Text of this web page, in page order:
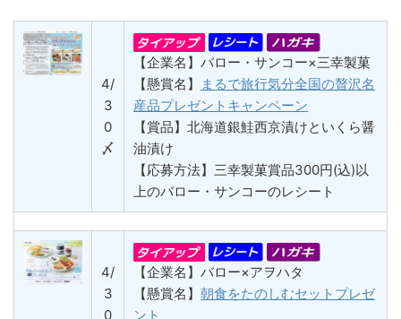
4/
3
0
〆
【企業名】バロー・サンコー×三幸製菓
【懸賞名】
まるで旅行気分全国の贅沢名
産品プレゼントキャンペーン
【賞品】北海道銀鮭西京漬けといくら醤
油漬け
【応募方法】三幸製菓賞品300円(込)以
上のバロー・サンコーのレシート
4/
3
0
【企業名】バロー×アヲハタ
【懸賞名】 朝食をたのしむセットプレゼ
ント